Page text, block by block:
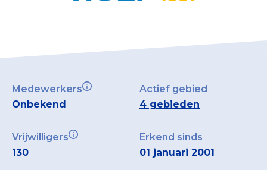
Register Erkende Donatieplatformen
Medewerkers
Onbekend
Actief gebied
4 gebieden
Vrijwilligers
130
Erkend sinds
01 januari 2001